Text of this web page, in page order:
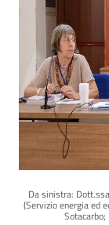
Da sinistra:
(Servizio energia ed